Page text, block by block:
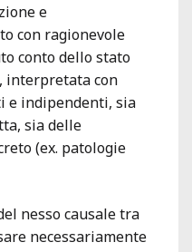
e
con ragionevole
conto dello stato
interpretata con
e indipendenti, sia
sia delle
(ex. patologie
nesso causale tra
necessariamente